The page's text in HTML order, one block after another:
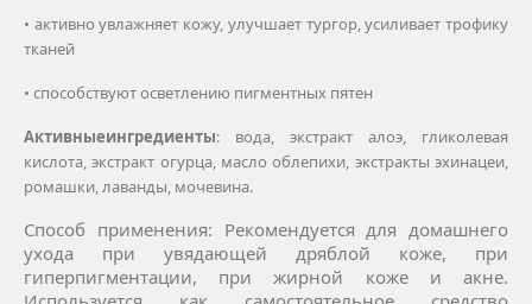
• активно увлажняет кожу, улучшает тургор, усиливает трофику
тканей
• способствуют осветлению пигментных пятен
Активныеингредиенты: вода, экстракт алоэ, гликолевая
кислота, экстракт огурца, масло облепихи, экстракты эхинацеи,
ромашки, лаванды, мочевина.
Способ применения: Рекомендуется для домашнего
ухода при увядающей дряблой коже, при
гиперпигментации, при жирной коже и акне.